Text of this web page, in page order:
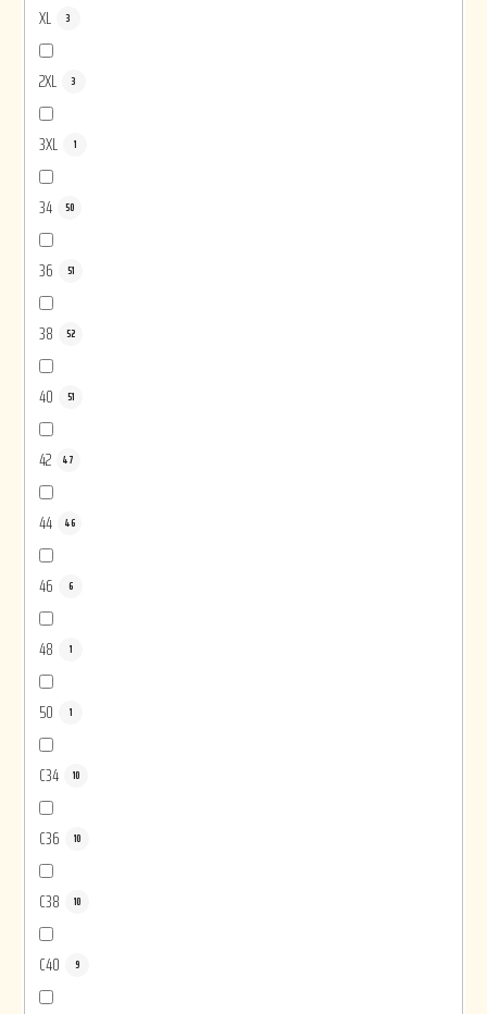
XL 3
2XL 3
3XL 1
34 50
36 51
38 52
40 51
42 47
44 46
46 6
48 1
50 1
C34 10
C36 10
C38 10
C40 9